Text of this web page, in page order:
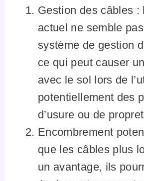
Gestion des câbles :
actuel ne semble
système de gestion
ce qui peut causer
avec le sol lors de
potentiellement des
d’usure ou de
Encombrement
que les câbles plus
un avantage, ils